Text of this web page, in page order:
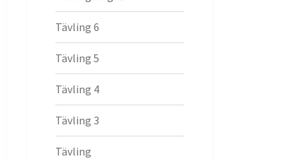
Tävling 6
Tävling 5
Tävling 4
Tävling 3
Tävling